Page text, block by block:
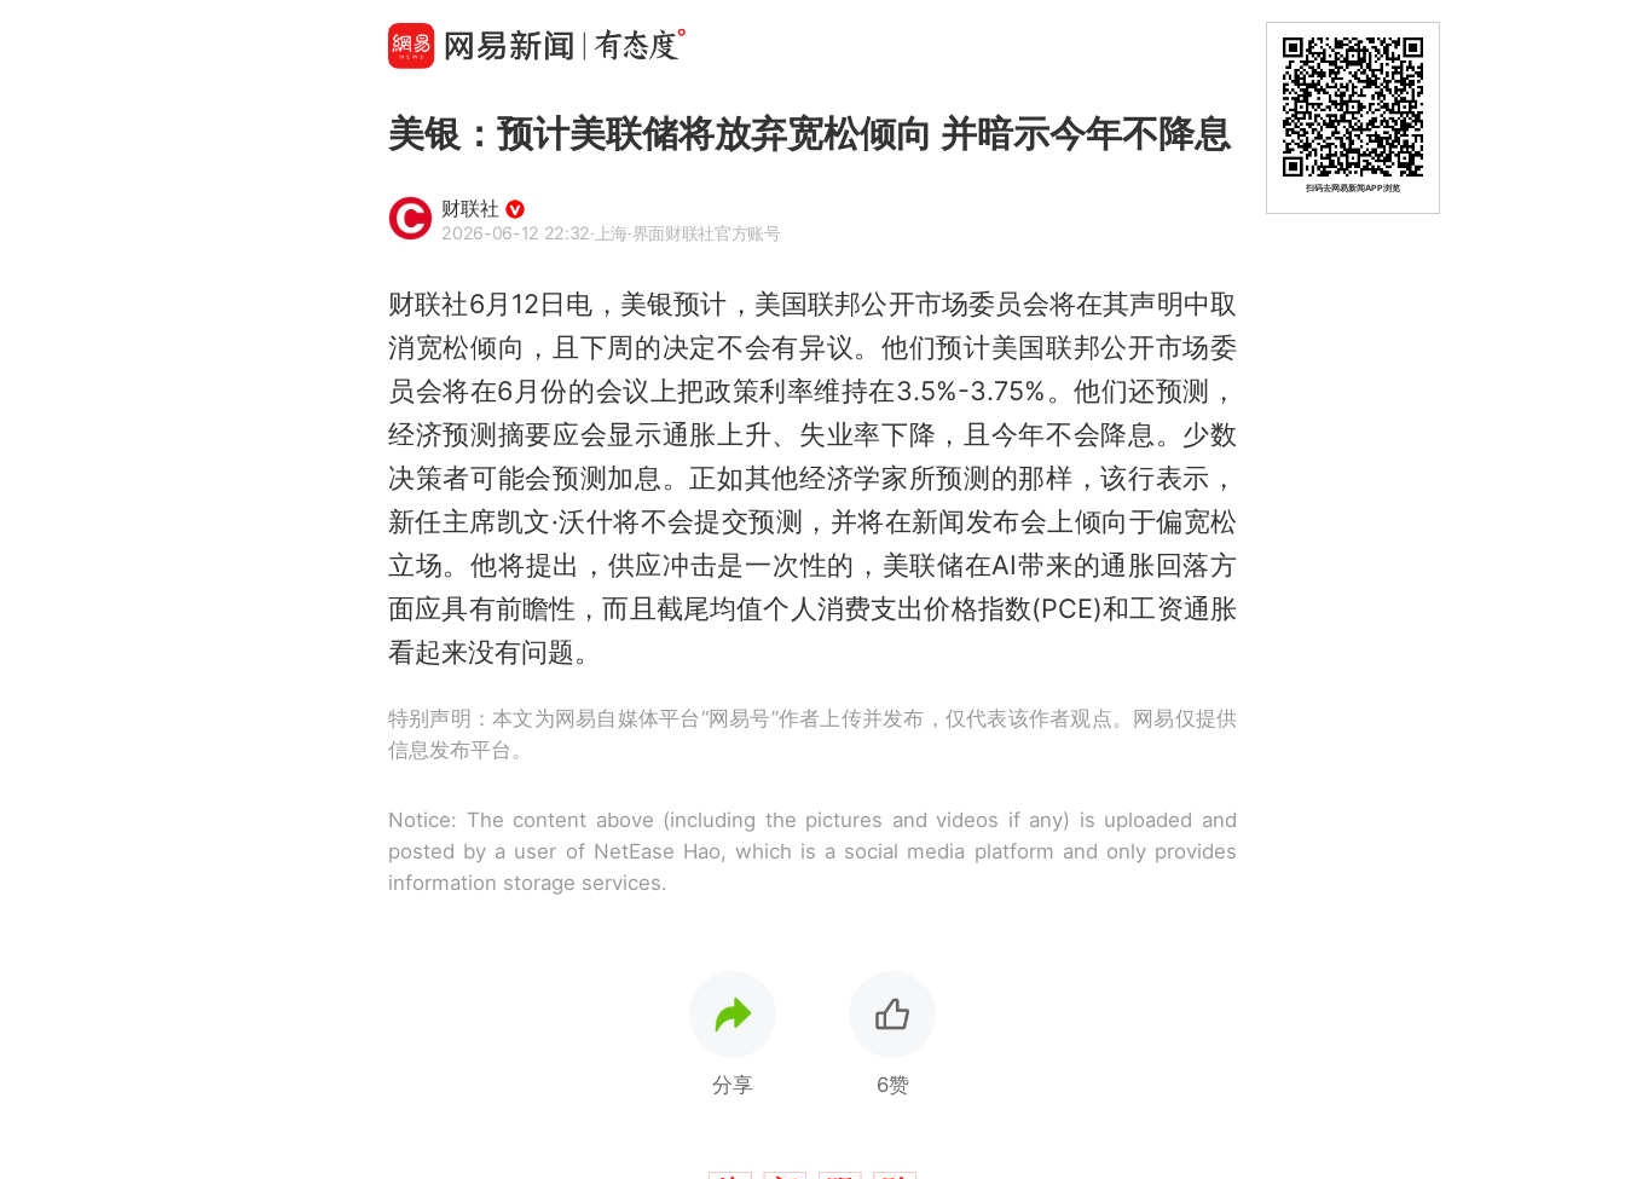
美银：预计美联储将放弃宽松倾向 并暗示今年不降息
财联社
2026-06-12 22:32·上海·界面财联社官方账号
财联社6月12日电，美银预计，美国联邦公开市场委员会将在其声明中取
消宽松倾向，且下周的决定不会有异议。他们预计美国联邦公开市场委
员会将在6月份的会议上把政策利率维持在3.5%-3.75%。他们还预测，
经济预测摘要应会显示通胀上升、失业率下降，且今年不会降息。少数
决策者可能会预测加息。正如其他经济学家所预测的那样，该行表示，
新任主席凯文·沃什将不会提交预测，并将在新闻发布会上倾向于偏宽松
立场。他将提出，供应冲击是一次性的，美联储在AI带来的通胀回落方
面应具有前瞻性，而且截尾均值个人消费支出价格指数(PCE)和工资通胀
看起来没有问题。
特别声明：本文为网易自媒体平台“网易号”作者上传并发布，仅代表该作者观点。网易仅提供
信息发布平台。
Notice: The content above (including the pictures and videos if any) is uploaded and
posted by a user of NetEase Hao, which is a social media platform and only provides
information storage services.
分享 6赞
扫码去网易新闻APP浏览